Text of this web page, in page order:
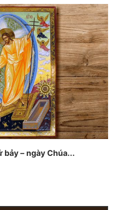
– ngày Chúa...